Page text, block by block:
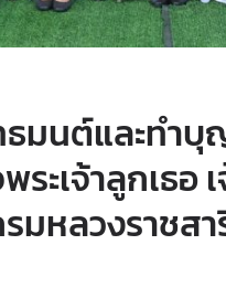
มนต์และทำบุ
ะเจ้าลูกเธอ
มหลวงราชส